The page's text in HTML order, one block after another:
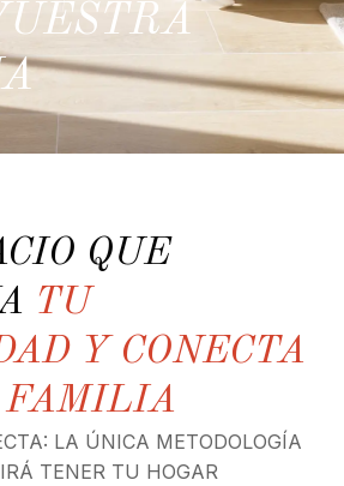
QUE
TU
Y CONECTA
FAMILIA
LA ÚNICA METODOLOGÍA
TENER TU HOGAR